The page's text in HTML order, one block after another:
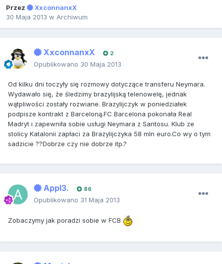
Przez
XxconnanxX
30 Maja 2013 w Archiwum
XxconnanxX 2
Opublikowano 30 Maja 2013
Od kilku dni toczyły się rozmowy dotyczące transferu Neymara.
Wydawało się, że śledzimy brazylijską telenowelę, jednak
wątpliwości zostały rozwiane. Brazylijczyk w poniedziałek
podpisze kontrakt z Barceloną.FC Barcelona pokonała Real
Madryt i zapewniła sobie usługi Neymara z Santosu. Klub ze
stolicy Katalonii zapłaci za Brazylijczyka 58 mln euro.Co wy o tym
sadzicie ??Dobrze czy nie dobrze itp.?
Appl3. 86
Opublikowano 31 Maja 2013
Zobaczymy jak poradzi sobie w FCB